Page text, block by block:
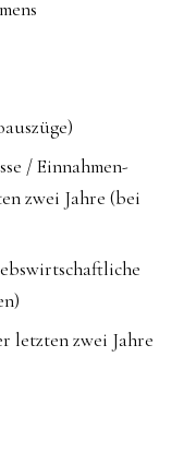
/ Einnahmen-
zwei Jahre (bei
letzten zwei Jahre